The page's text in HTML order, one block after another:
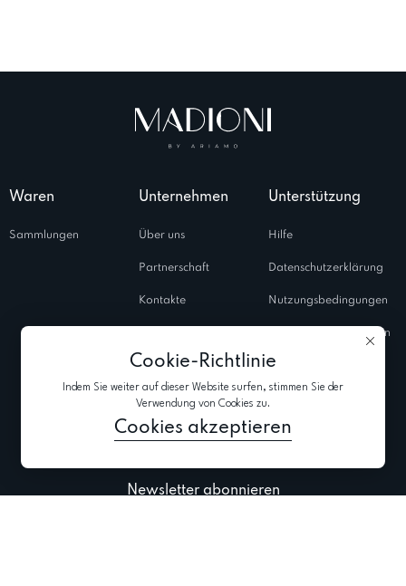
Cookie-Richtlinie
Indem Sie weiter auf dieser Website surfen, stimmen Sie der
Verwendung von Cookies zu.
Cookies akzeptieren
Waren
Sammlungen
Unternehmen
Über uns
Partnerschaft
Kontakte
Geschlossene
Shows
Blog
Unterstützung
Hilfe
Datenschutzerklärung
Nutzungsbedingungen
Verwendungsrichtlinien
Newsletter abonnieren